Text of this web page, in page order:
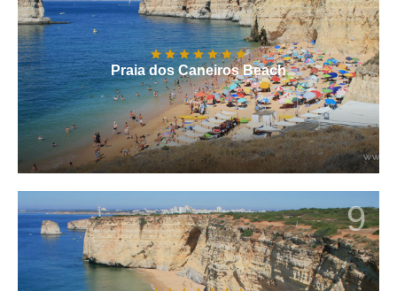
Praia dos Caneiros Beach
9